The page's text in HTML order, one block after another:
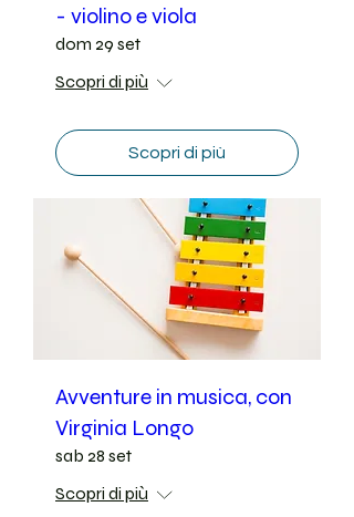
- violino e viola
dom 29 set
Scopri di più
Scopri di più
Avventure in musica, con
Virginia Longo
sab 28 set
Scopri di più